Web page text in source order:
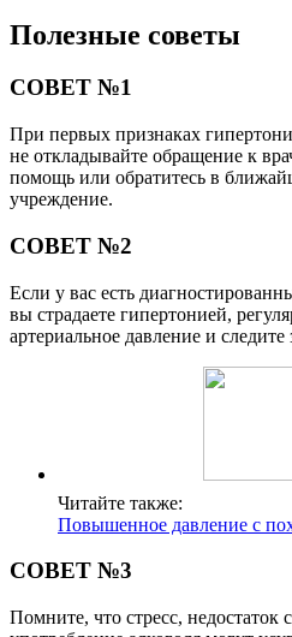
Полезные советы
СОВЕТ №1
При первых признаках
не откладывайте обращение к
помощь или обратитесь в
учреждение.
СОВЕТ №2
Если у вас есть
вы страдаете гипертонией,
артериальное давление и
Читайте также:
Повышенное давление с
СОВЕТ №3
Помните, что стресс, недостаток